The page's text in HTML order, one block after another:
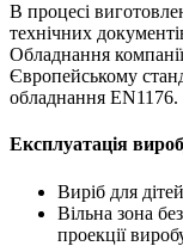
В процесі
технічних
Обладнання
Європейському
обладнання EN1176.
Експлуатація
Виріб для
Вільна зона
проекції